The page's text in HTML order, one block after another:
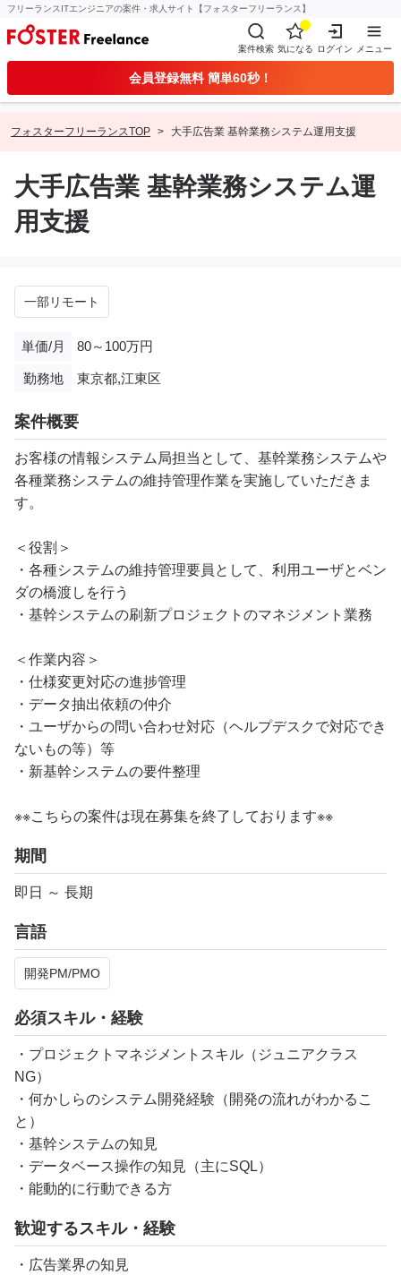
フリーランスITエンジニアの案件・求人サイト【フォスターフリーランス】
案件検索 気になる ログイン メニュー
会員登録無料 簡単60秒！
フォスターフリーランスTOP 大手広告業 基幹業務システム運用支援
大手広告業 基幹業務システム運
用支援
一部リモート
単価/月 80～100万円
勤務地 東京都,江東区
案件概要
お客様の情報システム局担当として、基幹業務システムや
各種業務システムの維持管理作業を実施していただきま
す。
＜役割＞
・各種システムの維持管理要員として、利用ユーザとベン
ダの橋渡しを行う
・基幹システムの刷新プロジェクトのマネジメント業務
＜作業内容＞
・仕様変更対応の進捗管理
・データ抽出依頼の仲介
・ユーザからの問い合わせ対応（ヘルプデスクで対応でき
ないもの等）等
・新基幹システムの要件整理
※※こちらの案件は現在募集を終了しております※※​
期間
即日 ～ 長期
言語
開発PM/PMO
必須スキル・経験
・プロジェクトマネジメントスキル（ジュニアクラス
NG）
・何かしらのシステム開発経験（開発の流れがわかるこ
と）
・基幹システムの知見
・データベース操作の知見（主にSQL）
・能動的に行動できる方
歓迎するスキル・経験
・広告業界の知見